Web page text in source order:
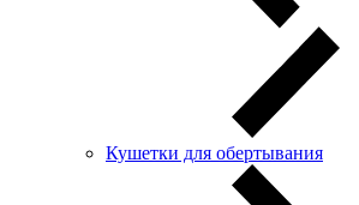
Кушетки для обертывания